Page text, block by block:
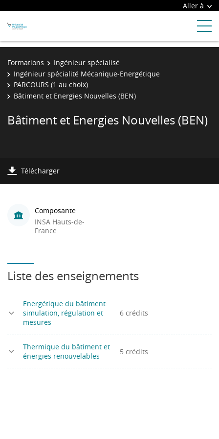
Aller à
Formations
Ingénieur spécialisé
Ingénieur spécialité Mécanique-Energétique
PARCOURS (1 au choix)
Bâtiment et Energies Nouvelles (BEN)
Bâtiment et Energies Nouvelles (BEN)
Télécharger
Composante
INSA Hauts-de-
France
Liste des enseignements
Energétique du bâtiment:
simulation, régulation et
mesures
6 crédits
Thermique du bâtiment et
énergies renouvelables
5 crédits